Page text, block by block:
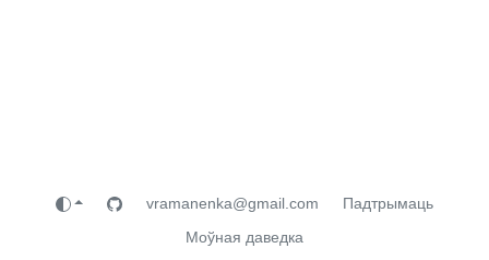
vramanenka@gmail.com
Падтрымаць
Моўная даведка